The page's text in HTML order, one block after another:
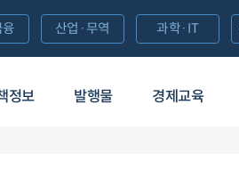
정보 발행물 경제교육
산업·무역 과학·IT